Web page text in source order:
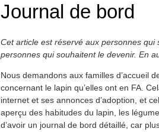
Journal de bord
Cet article est réservé aux personnes qui
personnes qui souhaitent le devenir. En
Nous demandons aux familles d’accueil
concernant le lapin qu’elles ont en FA.
internet et ses annonces d’adoption, et
aperçu des habitudes du lapin, les
d’avoir un journal de bord détaillé, car